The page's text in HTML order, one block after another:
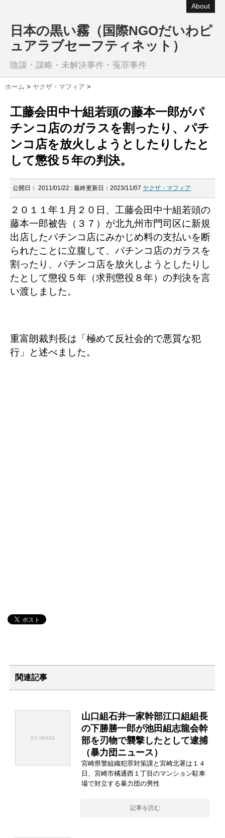
About
日本の黒い霧（国際NGOだいわピ
ュアラブセーフティネット）
陰謀・謀略・未解決事件・冤罪事件
ホーム > ヤクザ・マフィア >
工藤会田中十組若頭の藤本一郎がパ
チンコ店のガラスを割ったり、パチ
ンコ店を放火しようとしたりしたと
して懲役５年の判決。
公開日： 2011/01/22 : 最終更新日：2023/11/07 ヤクザ・マフィア
２０１１年１月２０日、工藤会田中十組若頭の
藤本一郎被告（３７）が北九州市門司区に新規
出店したパチンコ店にみかじめ料の支払いを断
られたことに立腹して、パチンコ店のガラスを
割ったり、パチンコ店を放火しようとしたりし
たとして懲役５年（求刑懲役８年）の判決を言
い渡しました。
重富朗裁判長は「極めて反社会的で悪質な犯
行」と述べました。
関連記事
山口組石井一家幹部江口組組長
の下勝勝一郎が池田組志龍会幹
部を刃物で襲撃したとして逮捕
（暴力団ニュース）
宮崎県警組織犯罪対策課と宮崎北署は１４
日、宮崎市橘通西１丁目のマンション駐車
場で対立する暴力団の男性
記事を読む